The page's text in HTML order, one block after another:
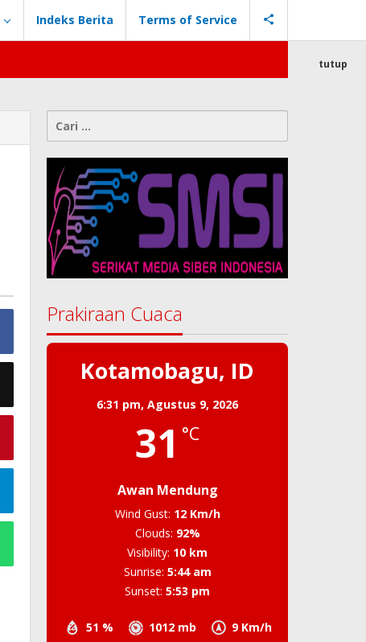
Indeks Berita Terms of Service
tutup
Cari
untuk:
Prakiraan Cuaca
Kotamobagu, ID
6:31 pm,Agustus 9, 2026
31 °C
Awan Mendung
51 % 1012 mb 9 Km/h
Wind Gust: 12 Km/h
Clouds: 92%
Visibility: 10 km
Sunrise: 5:44 am
Sunset: 5:53 pm